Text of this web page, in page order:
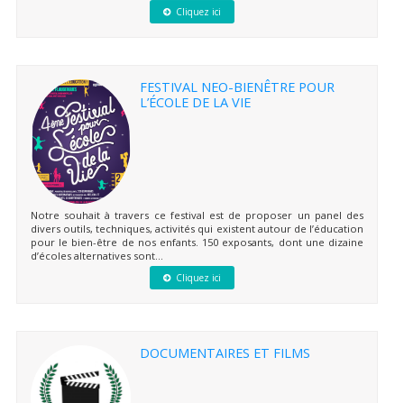
Cliquez ici
FESTIVAL NEO-BIENÊTRE POUR
L’ÉCOLE DE LA VIE
Notre souhait à travers ce festival est de proposer un panel des
divers outils, techniques, activités qui existent autour de l’éducation
pour le bien-être de nos enfants. 150 exposants, dont une dizaine
d’écoles alternatives sont...
Cliquez ici
DOCUMENTAIRES ET FILMS